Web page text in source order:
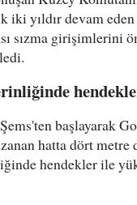
iki yıldır devam eden
sızma girişimlerini
başlayarak
hatta dört
hendekler ile